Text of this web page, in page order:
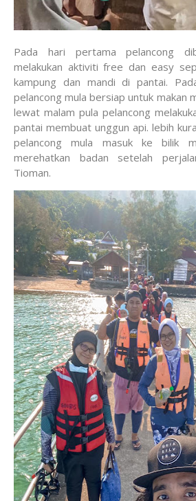
Pada hari pertama pelancong
melakukan aktiviti free dan easy
kampung dan mandi di pantai.
pelancong mula bersiap untuk makan
lewat malam pula pelancong
pantai membuat unggun api. lebih
pelancong mula masuk ke bilik
merehatkan badan setelah
Tioman.